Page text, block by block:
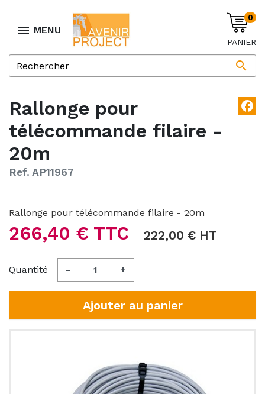
 MENU

0
PANIER
Rallonge pour
télécommande filaire -
20m
facebook
Ref. AP11967
Rallonge pour télécommande filaire - 20m
266,40 € TTC 222,00 € HT
Quantité - +
Ajouter au panier